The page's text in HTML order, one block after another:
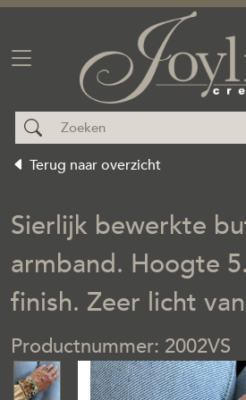
Terug naar overzicht
Sierlijk bewerkte
armband. Hoogte
finish. Zeer licht